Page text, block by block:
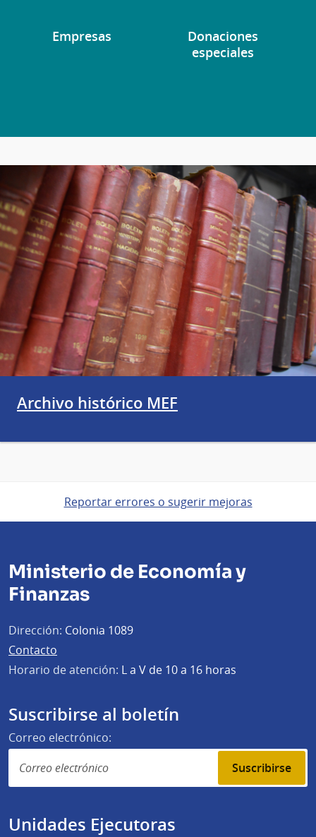
Empresas
Donaciones
especiales
Archivo histórico MEF
Reportar errores o sugerir mejoras
Ministerio de Economía y
Finanzas
Dirección: Colonia 1089
Contacto
Horario de atención: L a V de 10 a 16 horas
Suscribirse al boletín
Correo electrónico:
Suscribirse
Unidades Ejecutoras